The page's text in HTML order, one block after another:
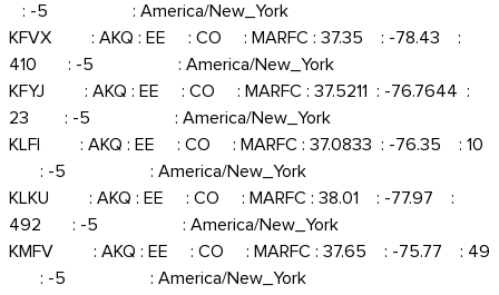
: -5 : America/New_York
KFVX : AKQ : EE : CO : MARFC : 37.35 : -78.43 :
410 : -5 : America/New_York
KFYJ : AKQ : EE : CO : MARFC : 37.5211 : -76.7644 :
23 : -5 : America/New_York
KLFI : AKQ : EE : CO : MARFC : 37.0833 : -76.35 : 10
: -5 : America/New_York
KLKU : AKQ : EE : CO : MARFC : 38.01 : -77.97 :
492 : -5 : America/New_York
KMFV : AKQ : EE : CO : MARFC : 37.65 : -75.77 : 49
: -5 : America/New_York